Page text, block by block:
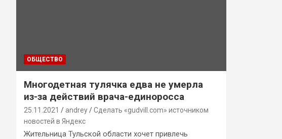
ОБЩЕСТВО
Многодетная тулячка едва не умерла
из-за действий врача-единоросса
25.11.2021 andrey
Сделать «gudvill.com» источником
новостей в Яндекс
Жительница Тульской области хочет привлечь